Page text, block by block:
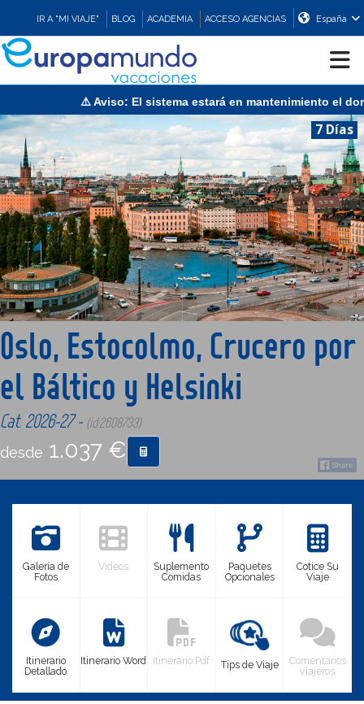
IR A "MI VIAJE" BLOG ACADEMIA ACCESO AGENCIAS España
CRUCEROS
EUROPA
ASIA
ORIENTE
PROMOCIONES
COMPRAR
⚠️ Aviso: El sistema estará en mantenimiento el domingo
7 Días
Oslo, Estocolmo, Crucero por
el Báltico y Helsinki
Cat. 2026-27 - (id:2608733)
desde 1.037 €
Galería de
Fotos
Videos
Suplemento
Comidas
Paquetes
Opcionales
Cotice Su
Viaje
Itinerario
Detallado
Itinerario Word Itinerario Pdf Tips de Viaje
Comentarios
viajeros